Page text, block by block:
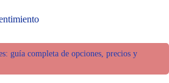
guía completa de opciones, precios y